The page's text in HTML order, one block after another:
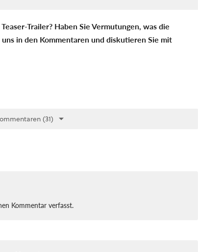
Trailer? Haben Sie Vermutungen, was die
in den Kommentaren und diskutieren Sie mit
(31)
Kommentar verfasst.